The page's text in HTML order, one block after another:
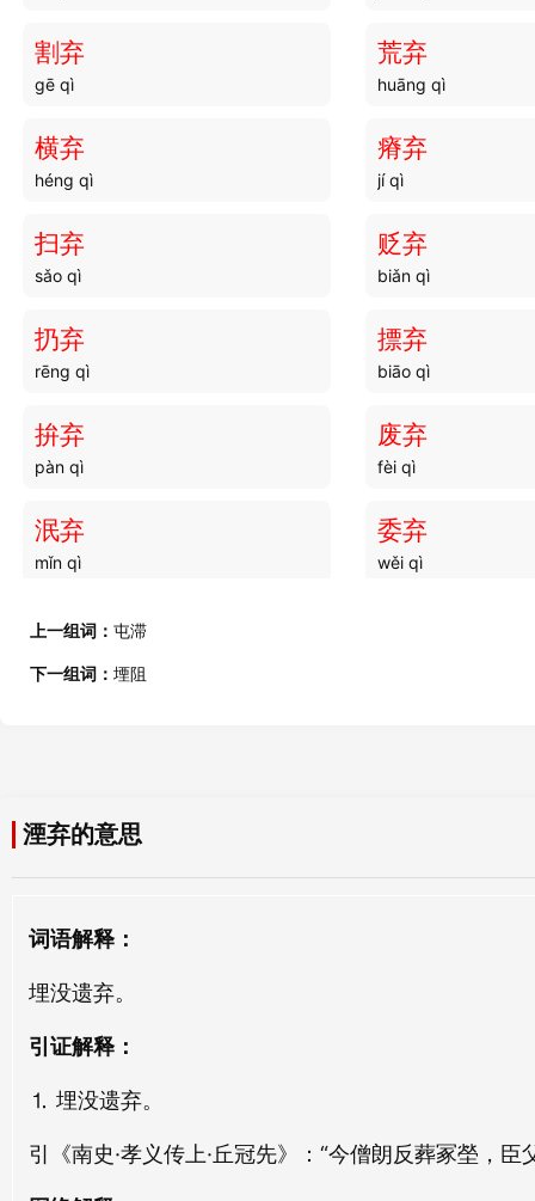
割弃
gē qì
荒弃
huāng qì
横弃
héng qì
瘠弃
jí qì
扫弃
sǎo qì
贬弃
biǎn qì
扔弃
rēng qì
摽弃
biāo qì
拚弃
pàn qì
废弃
fèi qì
泯弃
mǐn qì
委弃
wěi qì
放弃
遗弃
yí qì
zhū qì
排弃
pái qì
斥弃
上一组词： 屯滞
下一组词： 堙阻
湮弃的意思
词语解释：
埋没遗弃。
引证解释：
⒈ 埋没遗弃。
引《南史·孝义传上·丘冠先》：“今僧朗反葬冢塋，臣